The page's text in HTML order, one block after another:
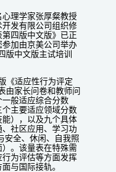
理学家张厚粲教授
发有限公司组织修
四版中文版》已正
加由京美公司举办
版中文版主试培训
《适应性行为评定
由家长问卷和教师问
般适应综合分数
个主要适应领域分数
能），以及九个具体
社区应用、学习功
安全、休闲、自我照
。该量表在特殊需
为评估等方面发挥
与国际接轨。